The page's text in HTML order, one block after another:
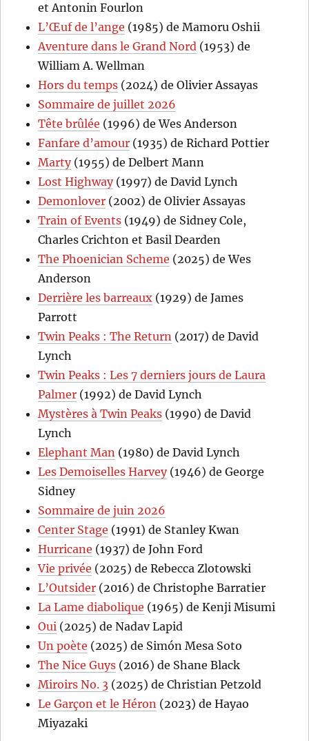
et Antonin Fourlon
L’Œuf de l’ange (1985) de Mamoru Oshii
Aventure dans le Grand Nord (1953) de
William A. Wellman
Hors du temps (2024) de Olivier Assayas
Sommaire de juillet 2026
Tête brûlée (1996) de Wes Anderson
Fanfare d’amour (1935) de Richard Pottier
Marty(1955) de Delbert Mann
Lost Highway(1997) de David Lynch
Demonlover (2002) de Olivier Assayas
Train of Events (1949) de Sidney Cole,
Charles Crichton et Basil Dearden
The Phoenician Scheme (2025) de Wes
Anderson
Derrière les barreaux (1929) de James
Parrott
Twin Peaks : The Return (2017) de David
Lynch
Twin Peaks : Les 7 derniers jours de Laura
Palmer (1992) de David Lynch
Mystères à Twin Peaks (1990) de David
Lynch
Elephant Man (1980) de David Lynch
Les Demoiselles Harvey(1946) de George
Sidney
Sommaire de juin 2026
Center Stage (1991) de Stanley Kwan
Hurricane (1937) de John Ford
Vie privée (2025) de Rebecca Zlotowski
L’Outsider (2016) de Christophe Barratier
La Lame diabolique (1965) de Kenji Misumi
Oui (2025) de Nadav Lapid
Un poète (2025) de Simón Mesa Soto
The Nice Guys (2016) de Shane Black
Miroirs No. 3 (2025) de Christian Petzold
Le Garçon et le Héron (2023) de Hayao
Miyazaki